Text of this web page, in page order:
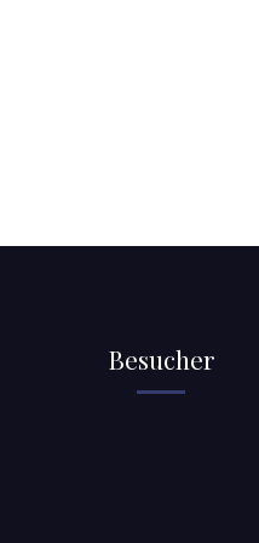
Besucher